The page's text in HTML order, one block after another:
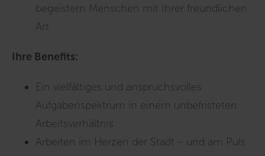
begeistern Menschen mit Ihrer freundlichen
Art
Ihre Benefits:
Ein vielfältiges und anspruchsvolles
Aufgabenspektrum in einem unbefristeten
Arbeitsverhältnis
Arbeiten im Herzen der Stadt – und am Puls